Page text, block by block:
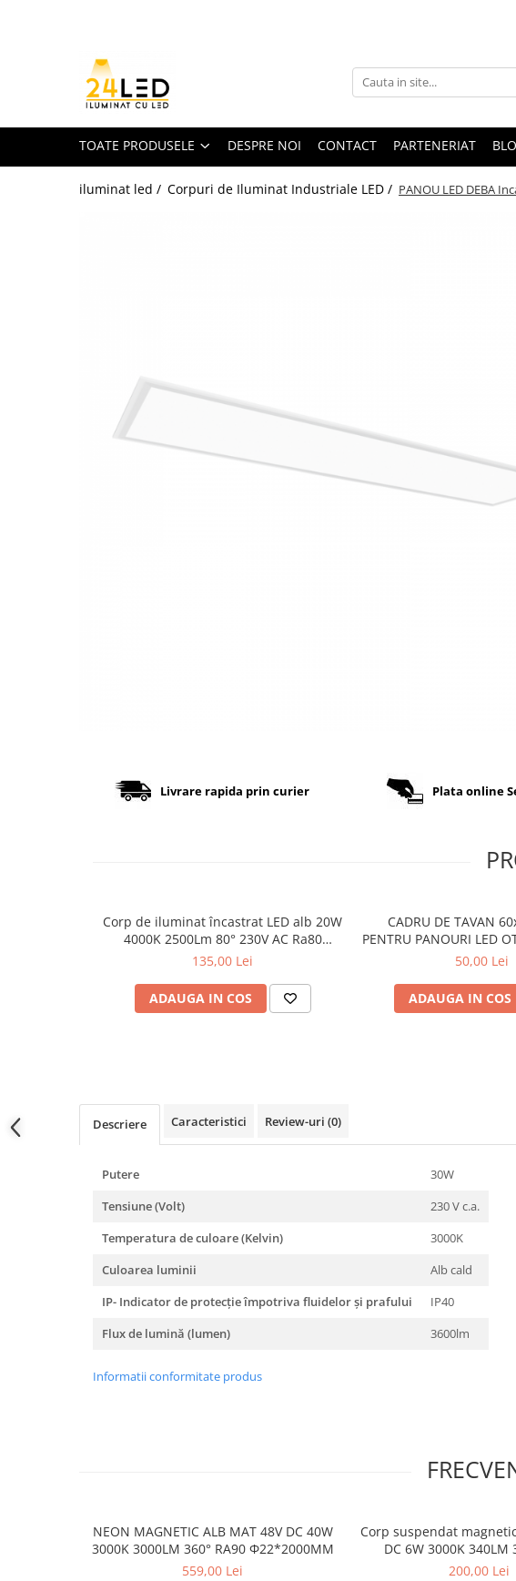
Toate Produsele
Banda Led COB
Banda LED 12V
Banda LED RGB
Conectori banda led
Sina magnetica LED 48V
Sina Magnetica Slim 5mm 24V
Corpuri de Iluminat Industriale LED
Corpuri liniare LED
Panouri LED
Accesorii profile led
Proiectoare LED
TOATE PRODUSELE DESPRE NOI CONTACT PARTENERIAT
iluminat led / Corpuri de Iluminat Industriale LED / PANOU LED DEBA
Facebook
Livrare rapida prin curier Plata online
Corp de iluminat încastrat LED alb 20W
4000K 2500Lm 80° 230V AC Ra80
Φ140*63MM
135,00 Lei
ADAUGA IN COS
CADRU DE TAVAN
PENTRU PANOURI LED
TREGO (CU50,00 Lei
ADAUGA IN COS
Descriere Caracteristici Review-uri (0)
Putere
30W
Tensiune (Volt)
230 V c.a.
Temperatura de culoare (Kelvin)
3000K
Culoarea luminii
Alb cald
IP- Indicator de protecție împotriva fluidelor și prafului
IP40
Flux de lumină (lumen)
3600lm
Informatii conformitate produs
NEON MAGNETIC ALB MAT 48V DC 40W
3000K 3000LM 360° RA90 Φ22*2000ΜΜ
559,00 Lei
Corp suspendat
DC 6W 3000K 340LM
Ø150*150
200,00 Lei